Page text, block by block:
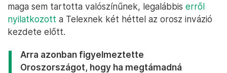
maga sem tartotta valószínűnek, legalábbis erről
nyilatkozott a Telexnek két héttel az orosz invázió
kezdete előtt.
Arra azonban figyelmeztette
Oroszországot, hogy ha megtámadná